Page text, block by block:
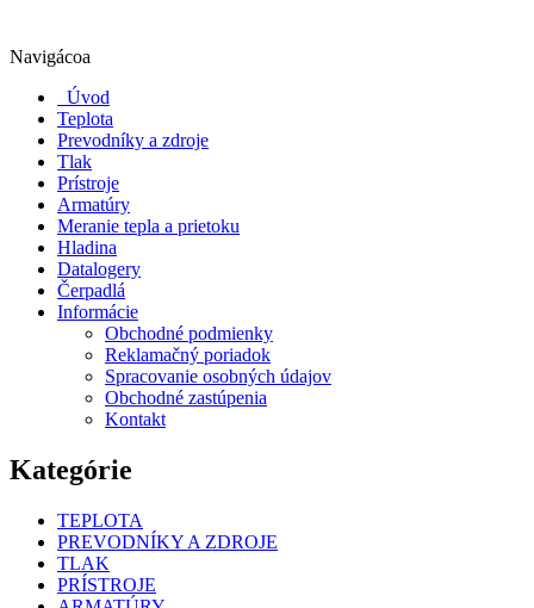
Navigácoa
Úvod
Teplota
Prevodníky a zdroje
Tlak
Prístroje
Armatúry
Meranie tepla a prietoku
Hladina
Datalogery
Čerpadlá
Informácie
Obchodné podmienky
Reklamačný poriadok
Spracovanie osobných údajov
Obchodné zastúpenia
Kontakt
Kategórie
TEPLOTA
PREVODNÍKY A ZDROJE
TLAK
PRÍSTROJE